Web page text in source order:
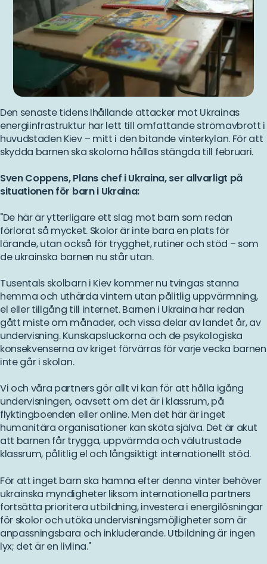
Den senaste tidens Ihållande attacker mot Ukrainas
energiinfrastruktur har lett till omfattande strömavbrott i
huvudstaden Kiev – mitt i den bitande vinterkylan. För att
skydda barnen ska skolorna hållas stängda till februari.
Sven Coppens, Plans chef i Ukraina, ser allvarligt på
situationen för barn i Ukraina:
"De här är ytterligare ett slag mot barn som redan
förlorat så mycket. Skolor är inte bara en plats för
lärande, utan också för trygghet, rutiner och stöd – som
de ukrainska barnen nu står utan.
Tusentals skolbarn i Kiev kommer nu tvingas stanna
hemma och uthärda vintern utan pålitlig uppvärmning,
el eller tillgång till internet. Barnen i Ukraina har redan
gått miste om månader, och vissa delar av landet år, av
undervisning. Kunskapsluckorna och de psykologiska
konsekvenserna av kriget förvärras för varje vecka barnen
inte går i skolan.
Vi och våra partners gör allt vi kan för att hålla igång
undervisningen, oavsett om det är i klassrum, på
flyktingboenden eller online. Men det här är inget
humanitära organisationer kan sköta själva. Det är akut
att barnen får trygga, uppvärmda och välutrustade
klassrum, pålitlig el och långsiktigt internationellt stöd.
För att inget barn ska hamna efter denna vinter behöver
ukrainska myndigheter liksom internationella partners
fortsätta prioritera utbildning, investera i energilösningar
för skolor och utöka undervisningsmöjligheter som är
anpassningsbara och inkluderande. Utbildning är ingen
lyx; det är en livlina."